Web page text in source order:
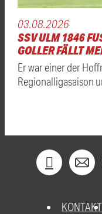
03.08.2026
SSV ULM 1846
GOLLER FÄLLT
Er war einer der
Regionalligasaison
KONTAKT